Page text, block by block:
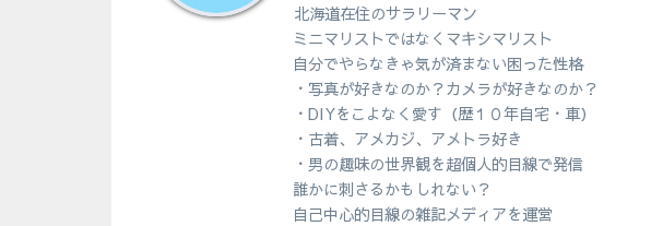
北海道在住のサラリーマン
ミニマリストではなくマキシマリスト
自分でやらなきゃ気が済まない困った性格
・写真が好きなのか？カメラが好きなのか？
・DIYをこよなく愛す（歴１０年自宅・車）
・古着、アメカジ、アメトラ好き
・男の趣味の世界観を超個人的目線で発信
誰かに刺さるかもしれない？
自己中心的目線の雑記メディアを運営